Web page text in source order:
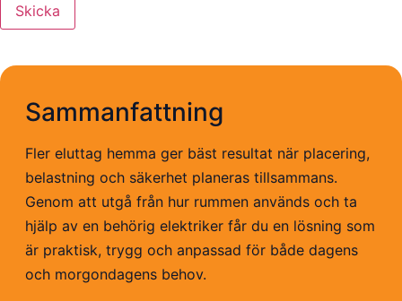
Skicka
Sammanfattning
Fler eluttag hemma ger bäst resultat när placering,
belastning och säkerhet planeras tillsammans.
Genom att utgå från hur rummen används och ta
hjälp av en behörig elektriker får du en lösning som
är praktisk, trygg och anpassad för både dagens
och morgondagens behov.